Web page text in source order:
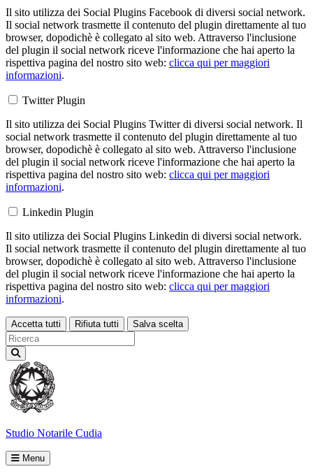
Il sito utilizza dei Social Plugins Facebook di diversi social network.
Il social network trasmette il contenuto del plugin direttamente al tuo
browser, dopodichè è collegato al sito web. Attraverso l'inclusione
del plugin il social network riceve l'informazione che hai aperto la
rispettiva pagina del nostro sito web: clicca qui per maggiori
informazioni.
Twitter Plugin
Il sito utilizza dei Social Plugins Twitter di diversi social network. Il
social network trasmette il contenuto del plugin direttamente al tuo
browser, dopodichè è collegato al sito web. Attraverso l'inclusione
del plugin il social network riceve l'informazione che hai aperto la
rispettiva pagina del nostro sito web: clicca qui per maggiori
informazioni.
Linkedin Plugin
Il sito utilizza dei Social Plugins Linkedin di diversi social network.
Il social network trasmette il contenuto del plugin direttamente al tuo
browser, dopodichè è collegato al sito web. Attraverso l'inclusione
del plugin il social network riceve l'informazione che hai aperto la
rispettiva pagina del nostro sito web: clicca qui per maggiori
informazioni.
Accetta tutti Rifiuta tutti Salva scelta
Loading...
Studio Notarile Cudia
Menu